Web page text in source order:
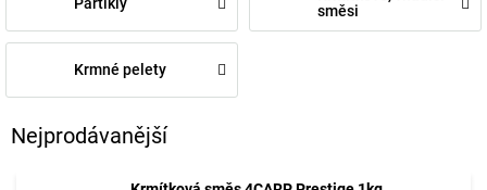
směsi
Krmné pelety
Nejprodávanější